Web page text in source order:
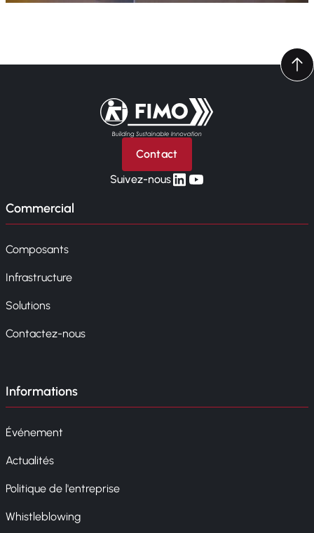
Retour à l'accueil
Contact
Suivez-nouslinkedin
yt
Commercial
Composants
Infrastructure
Solutions
Contactez-nous
Informations
Événement
Actualités
Politique de l'entreprise
Whistleblowing